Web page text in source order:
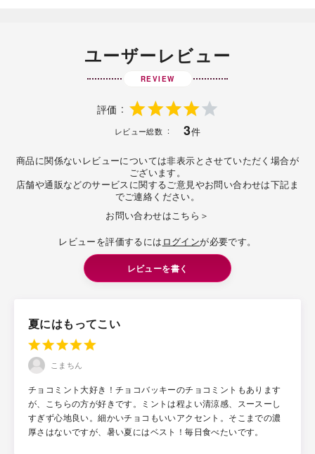
ユーザーレビュー
REVIEW
評価
レビュー総数 3件
商品に関係ないレビューについては非表示とさせていただく場合が
ございます。
店舗や通販などのサービスに関するご意見やお問い合わせは下記ま
でご連絡ください。
お問い合わせはこちら＞
レビューを評価するには ログインが必要です。
レビューを書く
夏にはもってこい
こまちん
チョコミント大好き！チョコバッキーのチョコミントもあります
が、こちらの方が好きです。ミントは程よい清涼感、スースーし
すぎず心地良い。細かいチョコもいいアクセント。そこまでの濃
厚さはないですが、暑い夏にはベスト！毎日食べたいです。